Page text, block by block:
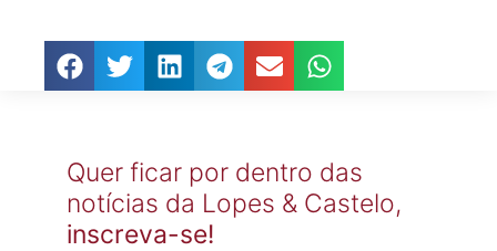
Quer ficar por dentro das
notícias da Lopes & Castelo,
inscreva-se!